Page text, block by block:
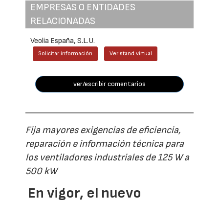
EMPRESAS O ENTIDADES
RELACIONADAS
Veolia España, S.L.U.
Solicitar información Ver stand virtual
ver/escribir comentarios
Fija mayores exigencias de eficiencia,
reparación e información técnica para
los ventiladores industriales de 125 W a
500 kW
En vigor, el nuevo